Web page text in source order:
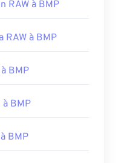
ou DIB, peut
de nombreuses
convertir un
RAW à BMP
RAW à BMP
BMP
à BMP
BMP